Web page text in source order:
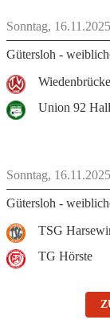
Sonntag, 16.11.2025
Gütersloh -
Union 92
Sonntag, 16.11.2025
Gütersloh -
TSG
TG Hörste